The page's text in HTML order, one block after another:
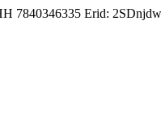
Erid: